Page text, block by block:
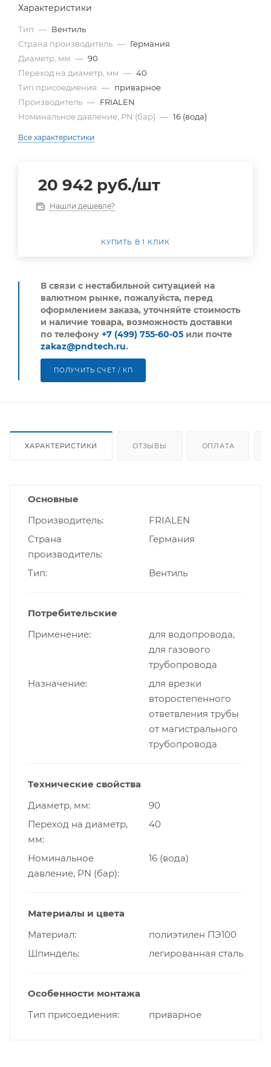
Характеристики
Тип — Вентиль
Страна производитель — Германия
Диаметр, мм — 90
Переход на диаметр, мм — 40
Тип присоедиения — приварное
Производитель — FRIALEN
Номинальное давление, PN (бар) — 16 (вода)
Все характеристики
20 942 руб./шт
Нашли дешевле?
КУПИТЬ В 1 КЛИК
В связи с нестабильной ситуацией на
валютном рынке, пожалуйста, перед
оформлением заказа, уточняйте стоимость
и наличие товара, возможность доставки
по телефону +7 (499) 755-60-05 или почте
zakaz@pndtech.ru.
ПОЛУЧИТЬ СЧЕТ / КП
ХАРАКТЕРИСТИКИ ОТЗЫВЫ ОПЛАТА
Основные
Производитель
FRIALEN
Страна
производитель
Германия
Тип Вентиль
Потребительские
Применение
для водопровода,
для газового
трубопровода
Назначение
для врезки
второстепенного
ответвления трубы
от магистрального
трубопровода
Технические свойства
Диаметр, мм
90
Переход на диаметр,
мм
40
Номинальное
давление, PN (бар)
16 (вода)
Материалы и цвета
Материал
полиэтилен ПЭ100
Шпиндель
легированная сталь
Особенности монтажа
Тип присоедиения
приварное